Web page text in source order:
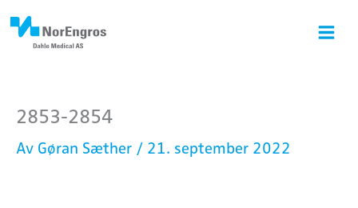
Hopp
rett
2853-2854
Av Gøran Sæther / 21. september 2022